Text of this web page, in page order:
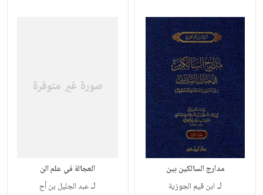
مدارج السالكين بين
لـ ابن قيم الجوزية
العجالة في علم الن
لـعبد الجليل بن أح